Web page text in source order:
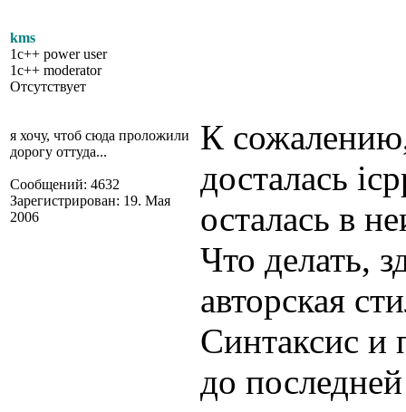
kms
1c++ power user
1c++ moderator
Отсутствует
я хочу, чтоб сюда проложили
дорогу оттуда...
Сообщений: 4632
Зарегистрирован: 19. Мая
2006
К сожалению,
досталась
осталась в
Что делать,
авторская
Синтаксис и
до